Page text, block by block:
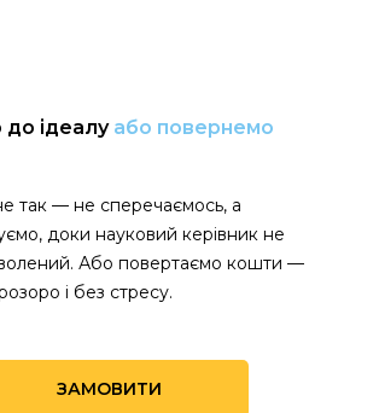
ідеалу або повернемо
так — не сперечаємось, а
доки науковий керівник не
Або повертаємо кошти —
і без стресу.
ЗАМОВИТИ